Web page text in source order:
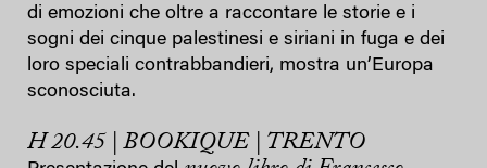
di emozioni che oltre a raccontare le storie e i
sogni dei cinque palestinesi e siriani in fuga e dei
loro speciali contrabbandieri, mostra un’Europa
sconosciuta.
H 20.45 | BOOKIQUE | TRENTO